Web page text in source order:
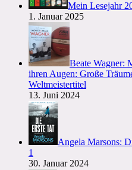
Mein Lesejahr
1. Januar 2025
Beate Wagner:
ihren Augen: Große
Weltmeistertitel
13. Juni 2024
Angela Marsons:
1
30. Januar 2024